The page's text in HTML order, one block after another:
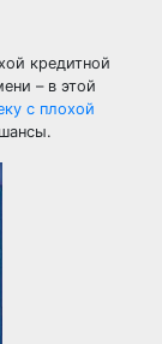
кредитной
– в этой
с плохой